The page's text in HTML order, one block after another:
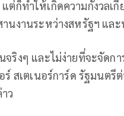
ต่ก็ทำให้เกิดความกังวลเกี่
านงานระหว่างสหรัฐฯ แล
ริงๆ และไม่ง่ายที่จะจัดกา
ร์ สเตเนอร์การ์ด รัฐมนตรี
ว